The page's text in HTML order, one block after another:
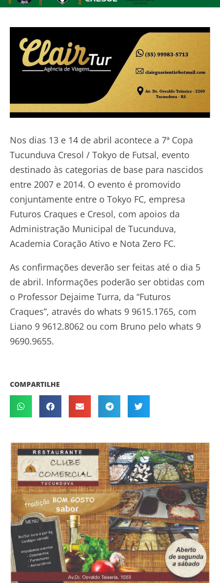
Nos dias 13 e 14 de abril acontece a 7ª Copa
Tucunduva Cresol / Tokyo de Futsal, evento
destinado às categorias de base para nascidos
entre 2007 e 2014. O evento é promovido
conjuntamente entre o Tokyo FC, empresa
Futuros Craques e Cresol, com apoios da
Administração Municipal de Tucunduva,
Academia Coração Ativo e Nota Zero FC.
As confirmações deverão ser feitas até o dia 5
de abril. Informações poderão ser obtidas com
o Professor Dejaime Turra, da “Futuros
Craques”, através do whats 9 9615.1765, com
Liano 9 9612.8062 ou com Bruno pelo whats 9
9690.9655.
COMPARTILHE